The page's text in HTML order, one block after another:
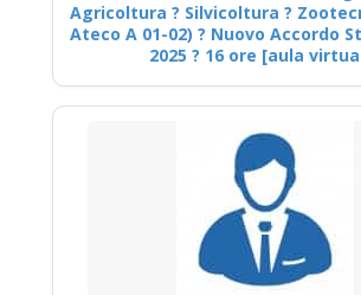
Agricoltura ? Silvicoltura ?
Ateco A 01-02) ? Nuovo Accordo
2025 ? 16 ore [aula